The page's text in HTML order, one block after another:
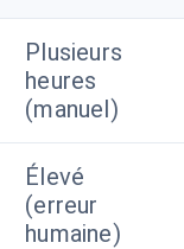
Plusieurs
heures
(manuel)
Élevé
(erreur
humaine)